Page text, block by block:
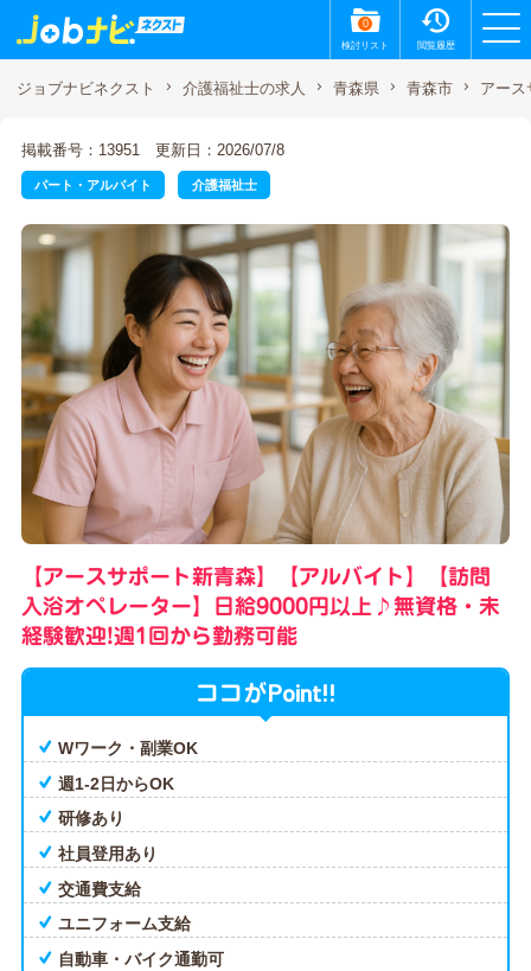
0
検討リスト 閲覧履歴
ジョブナビネクスト 介護福祉士の求人 青森県 青森市 アース
掲載番号：13951 更新日：2026/07/8
パート・アルバイト 介護福祉士
【アースサポート新青森】【アルバイト】【訪問
入浴オペレーター】日給9000円以上♪無資格・未
経験歓迎!週1回から勤務可能
ココがPoint!!
Wワーク・副業OK
週1-2日からOK
研修あり
社員登用あり
交通費支給
ユニフォーム支給
自動車・バイク通勤可